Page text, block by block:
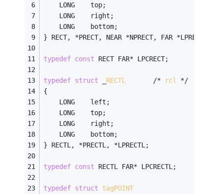
    LONG    top;
    LONG    right;
    LONG    bottom;
} RECT, *PRECT, NEAR *NPRECT, FAR *LPRECT;
typedef const RECT FAR* LPCRECT;
typedef struct RECTL
       /*
rcl
*/
{
    LONG    left;
    LONG    top;
    LONG    right;
    LONG    bottom;
} RECTL, *PRECTL, *LPRECTL;
typedef const RECTL FAR* LPCRECTL;
typedef struct
tagPOINT